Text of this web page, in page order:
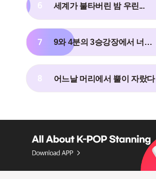
6 세계가 불타버린 밤 우린...
7 9와 4분의 3승강장에서 너를 기다려
8 어느날 머리에서 뿔이 자랐다